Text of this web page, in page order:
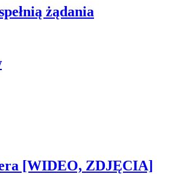
żądania
[WIDEO, ZDJĘCIA]